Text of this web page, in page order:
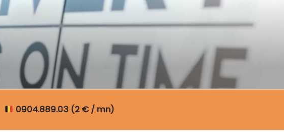
0904.889.03 (2 € / mn)